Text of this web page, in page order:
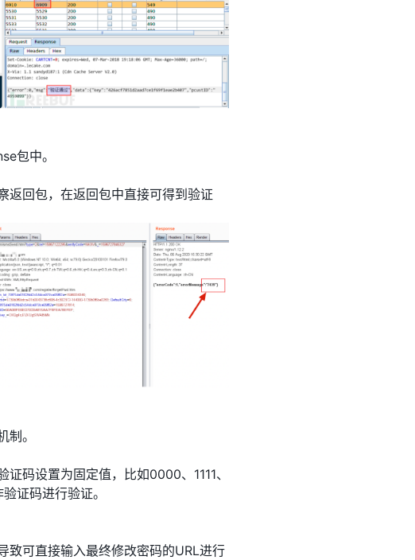
包中。
返回包，在返回包中直接可得到验证
。
码设置为固定值，比如0000、1111、
证码进行验证。
致可直接输入最终修改密码的URL进行